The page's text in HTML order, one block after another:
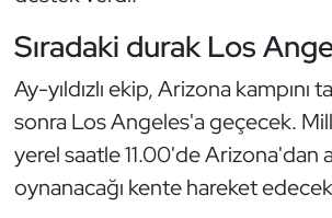
Sıradaki durak Los
Ay-yıldızlı ekip, Arizona kampını
sonra Los Angeles'a geçecek.
yerel saatle 11.00'de Arizona'dan
oynanacağı kente hareket
Triatlon
Voleybol
Vücut Geliştirme Fitness